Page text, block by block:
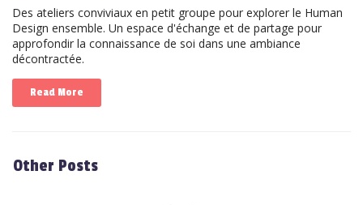
Des ateliers conviviaux en petit groupe pour explorer le Human
Design ensemble. Un espace d'échange et de partage pour
approfondir la connaissance de soi dans une ambiance
décontractée.
Read More
Other Posts